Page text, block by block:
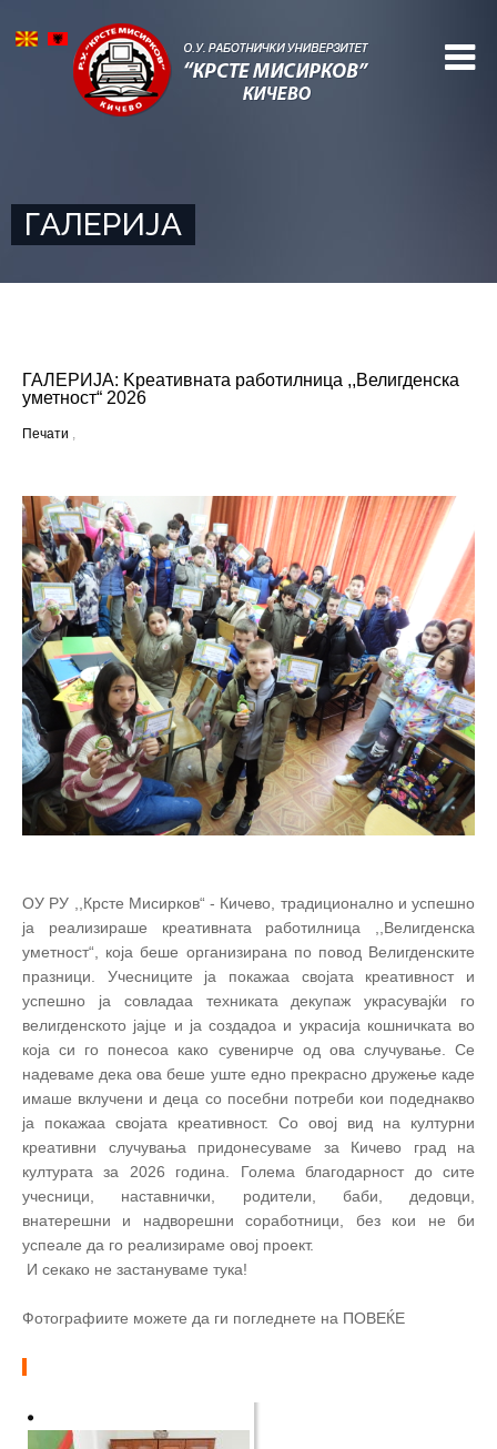
ГАЛЕРИЈА
ГАЛЕРИЈА: Kреативната работилница ,,Велигденска
уметност“ 2026
Печати ,
ОУ РУ ,,Крсте Мисирков“ - Кичево, традиционално и успешно
ја реализираше креативната работилница ,,Велигденска
уметност“, која беше организирана по повод Велигденските
празници. Учесниците ја покажаа својата креативност и
успешно ја совладаа техниката декупаж украсувајќи го
велигденското јајце и ја создадоа и украсија кошничката во
која си го понесоа како сувенирче од ова случување. Се
надеваме дека ова беше уште едно прекрасно дружење каде
имаше вклучени и деца со посебни потреби кои подеднакво
ја покажаа својата креативност. Со овој вид на културни
креативни случувања придонесуваме за Кичево град на
културата за 2026 година. Голема благодарност до сите
учесници, наставнички, родители, баби, дедовци,
внатерешни и надворешни соработници, без кои не би
успеале да го реализираме овој проект.
И секако не застануваме тука!
Фотографиите можете да ги погледнете на ПОВЕЌЕ